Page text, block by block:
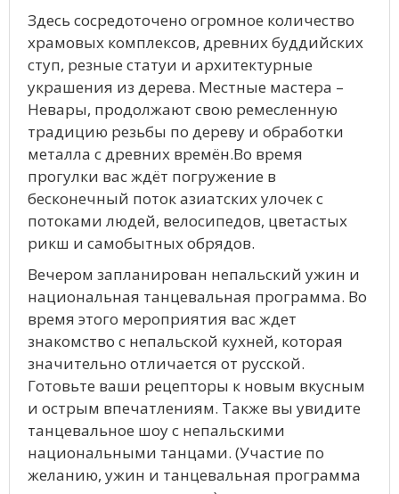
Здесь сосредоточено огромное количество
храмовых комплексов, древних буддийских
ступ, резные статуи и архитектурные
украшения из дерева. Местные мастера –
Невары, продолжают свою ремесленную
традицию резьбы по дереву и обработки
металла с древних времён.Во время
прогулки вас ждёт погружение в
бесконечный поток азиатских улочек с
потоками людей, велосипедов, цветастых
рикш и самобытных обрядов.
Вечером запланирован непальский ужин и
национальная танцевальная программа. Во
время этого мероприятия вас ждет
знакомство с непальской кухней, которая
значительно отличается от русской.
Готовьте ваши рецепторы к новым вкусным
и острым впечатлениям. Также вы увидите
танцевальное шоу с непальскими
национальными танцами. (Участие по
желанию, ужин и танцевальная программа